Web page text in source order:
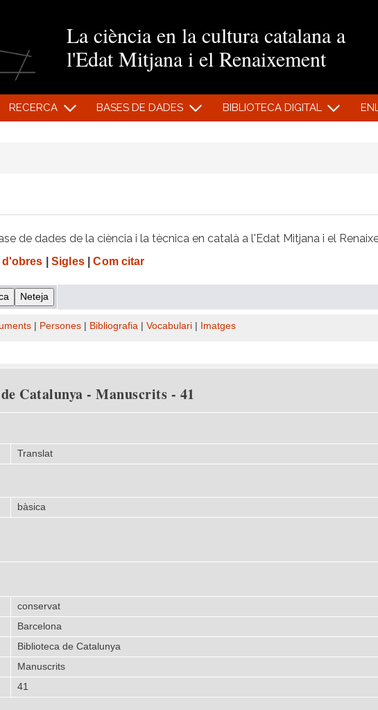
La ciència en la cultura catalana a
l'Edat Mitjana i el Renaixement
RECERCA BASES DE DADES BIBLIOTECA DIGITAL
de dades de la ciència i la tècnica en català a l'Edat Mitjana i el
d'obres Sigles| Com citar
Persones Bibliografia Vocabulari Imatges
Catalunya - Manuscrits - 41
Translat
bàsica
conservat
Barcelona
Biblioteca de Catalunya
Manuscrits
41